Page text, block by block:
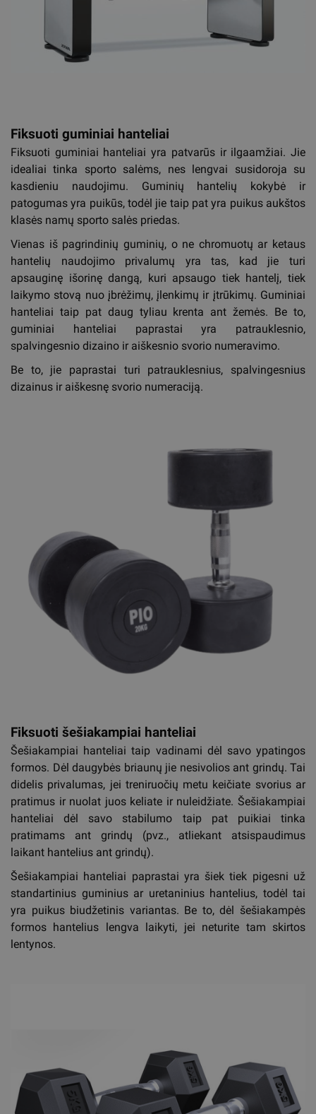
Fiksuoti guminiai hanteliai
Fiksuoti guminiai hanteliai yra patvarūs ir ilgaamžiai. Jie
idealiai tinka sporto salėms, nes lengvai susidoroja su
kasdieniu naudojimu. Guminių hantelių kokybė ir
patogumas yra puikūs, todėl jie taip pat yra puikus aukštos
klasės namų sporto salės priedas.
Vienas iš pagrindinių guminių, o ne chromuotų ar ketaus
hantelių naudojimo privalumų yra tas, kad jie turi
apsauginę išorinę dangą, kuri apsaugo tiek hantelį, tiek
laikymo stovą nuo įbrėžimų, įlenkimų ir įtrūkimų. Guminiai
hanteliai taip pat daug tyliau krenta ant žemės. Be to,
guminiai hanteliai paprastai yra patrauklesnio,
spalvingesnio dizaino ir aiškesnio svorio numeravimo.
Be to, jie paprastai turi patrauklesnius, spalvingesnius
dizainus ir aiškesnę svorio numeraciją.
Fiksuoti šešiakampiai hanteliai
Šešiakampiai hanteliai taip vadinami dėl savo ypatingos
formos. Dėl daugybės briaunų jie nesivolios ant grindų. Tai
didelis privalumas, jei treniruočių metu keičiate svorius ar
pratimus ir nuolat juos keliate ir nuleidžiate. Šešiakampiai
hanteliai dėl savo stabilumo taip pat puikiai tinka
pratimams ant grindų (pvz., atliekant atsispaudimus
laikant hantelius ant grindų).
Šešiakampiai hanteliai paprastai yra šiek tiek pigesni už
standartinius guminius ar uretaninius hantelius, todėl tai
yra puikus biudžetinis variantas. Be to, dėl šešiakampės
formos hantelius lengva laikyti, jei neturite tam skirtos
lentynos.